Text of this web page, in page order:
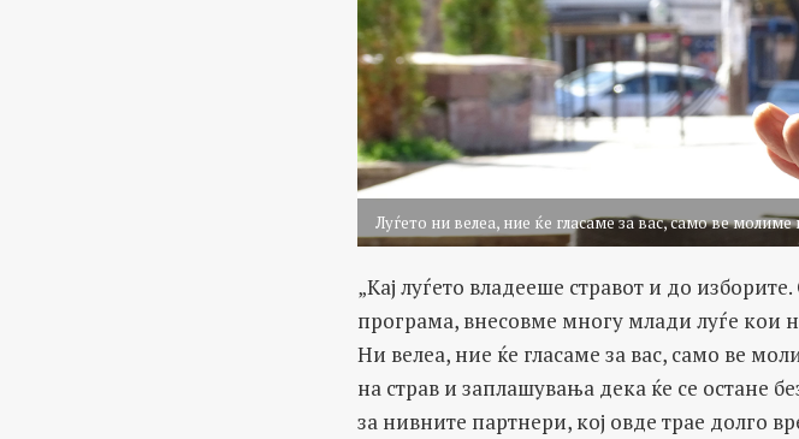
Луѓето ни велеа, ние ќе гласаме за вас, само ве
„Кај луѓето владееше стравот и до
програма, внесовме многу млади луѓе кои
Ни велеа, ние ќе гласаме за вас, само ве
на страв и заплашувања дека ќе се остане
за нивните партнери, кој овде трае долго